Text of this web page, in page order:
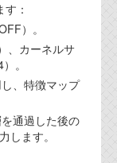
：
）。
、カーネルサ
。
、特徴マップ
通過した後の
します。